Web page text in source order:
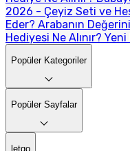
2026 - Çeyiz Seti ve
Eder? Arabanın
Hediyesi Ne Alınır?
Popüler Kategoriler
Popüler Sayfalar
letgo